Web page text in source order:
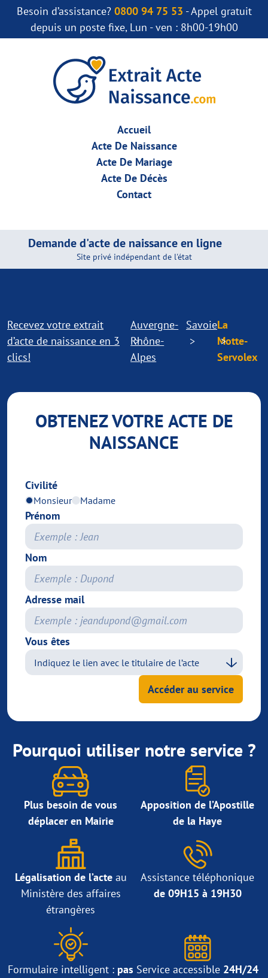
Besoin d’assistance? 0800 94 75 53 - Appel gratuit
depuis un poste fixe, Lun - ven : 8h00-19h00
Accueil
Acte De Naissance
Acte De Mariage
Acte De Décès
Contact
Demande d'acte de naissance en ligne
Site privé indépendant de l'état
Recevez votre extrait
d’acte de naissance en 3
clics!
Auvergne-
Rhône-
Alpes
SavoieLa
Motte-
Servolex
OBTENEZ VOTRE ACTE DE
NAISSANCE
Civilité
Monsieur Madame
Prénom
Nom
Adresse mail
Vous êtes
Accéder au service
Pourquoi utiliser notre service ?
Plus besoin de vous
déplacer en Mairie
Apposition de l’Apostille
de la Haye
Légalisation de l’acteau
Ministère des affaires
étrangères
Assistance téléphonique
de 09H15 à 19H30
Formulaire intelligent : pas Service accessible 24H/24